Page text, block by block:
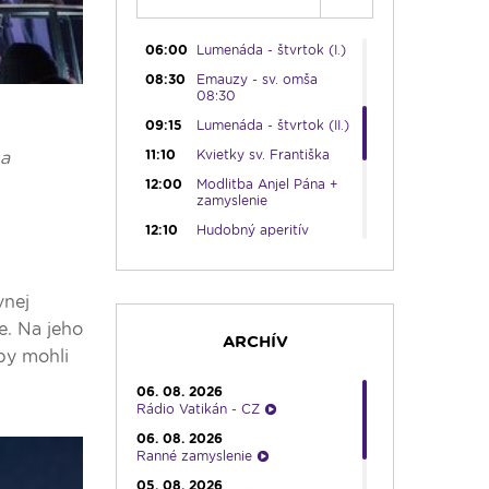
Na jeho
mohli
05:45
Ranné chvály
06:00
Lumenáda - štvrtok (I.)
08:30
Emauzy - sv. omša
08:30
09:15
Lumenáda - štvrtok (II.)
11:10
Kvietky sv. Františka
12:00
Modlitba Anjel Pána +
zamyslenie
12:10
Hudobný aperitív
Dianou
18:00
Emauzy - sv. omša
18:00
19:00
Ruženec svetla
ARCHÍV
06. 08. 2026
Rádio Vatikán - CZ
06. 08. 2026
Ranné zamyslenie
05. 08. 2026